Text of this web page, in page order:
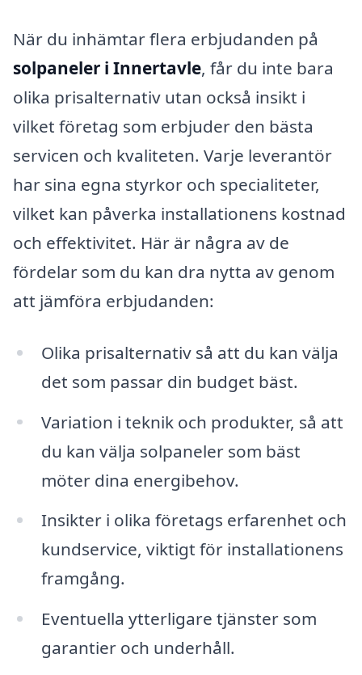
När du inhämtar flera erbjudanden på
solpaneler i Innertavle, får du inte bara
olika prisalternativ utan också insikt i
vilket företag som erbjuder den bästa
servicen och kvaliteten. Varje leverantör
har sina egna styrkor och specialiteter,
vilket kan påverka installationens kostnad
och effektivitet. Här är några av de
fördelar som du kan dra nytta av genom
att jämföra erbjudanden:
Olika prisalternativ så att du kan välja
det som passar din budget bäst.
Variation i teknik och produkter, så att
du kan välja solpaneler som bäst
möter dina energibehov.
Insikter i olika företags erfarenhet och
kundservice, viktigt för installationens
framgång.
Eventuella ytterligare tjänster som
garantier och underhåll.